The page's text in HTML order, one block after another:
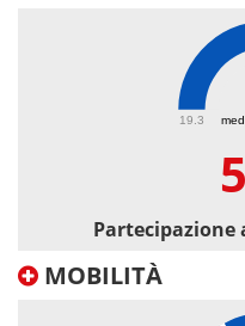
19.3
Partecipazione
MOBILITÀ